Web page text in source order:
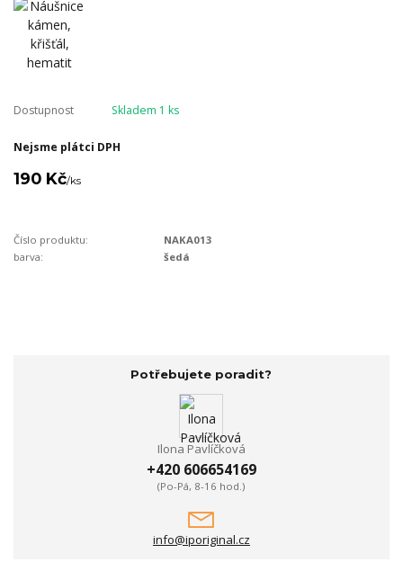
Dostupnost Skladem 1 ks
Nejsme plátci DPH
190 Kč/ks
Číslo produktu:
NAKA013
barva:
šedá
Potřebujete poradit?
Ilona Pavlíčková
+420 606654169
(Po-Pá, 8-16 hod.)
info@iporiginal.cz